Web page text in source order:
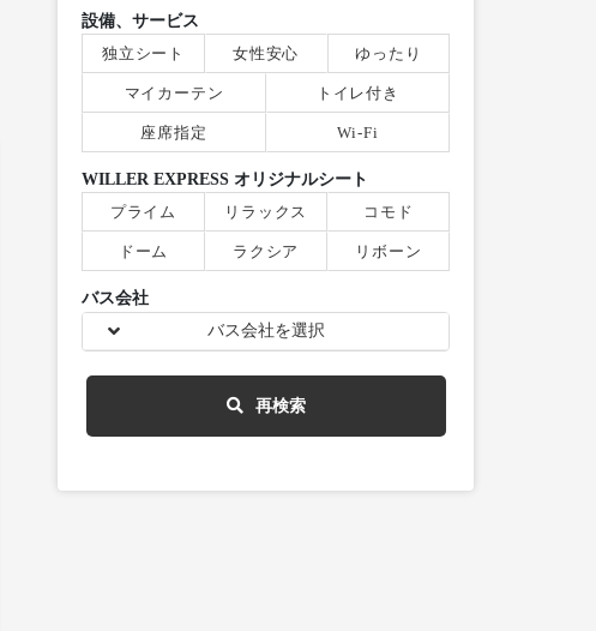
設備、サービス
独立シート
女性安心 ゆったり
マイカーテン トイレ付き
座席指定 Wi-Fi
WILLER EXPRESS オリジナルシート
プライム
リラックス コモド
ドーム ラクシア リボーン
バス会社
バス会社を選択
再検索